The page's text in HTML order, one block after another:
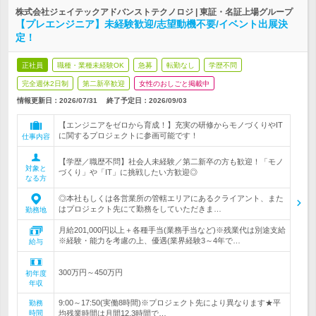
株式会社ジェイテックアドバンストテクノロジ | 東証・名証上場グループ
【プレエンジニア】未経験歓迎/志望動機不要/イベント出展決
定！
正社員 職種・業種未経験OK 急募 転勤なし 学歴不問
完全週休2日制 第二新卒歓迎 女性のおしごと掲載中
情報更新日：2026/07/31 終了予定日： 2026/09/03
仕事内容
【エンジニアをゼロから育成！】充実の研修からモノづくりやIT
に関するプロジェクトに参画可能です！
対象と
なる方
【学歴／職歴不問】社会人未経験／第二新卒の方も歓迎！「モノ
づくり」や「IT」に挑戦したい方歓迎◎
勤務地
◎本社もしくは各営業所の管轄エリアにあるクライアント、また
はプロジェクト先にて勤務をしていただきま…
給与
月給201,000円以上＋各種手当(業務手当など)※残業代は別途支給
※経験・能力を考慮の上、優遇(業界経験3～4年で…
初年度
年収
300万円～450万円
勤務
時間
9:00～17:50(実働8時間)※プロジェクト先により異なります★平
均残業時間は月間12.3時間で…